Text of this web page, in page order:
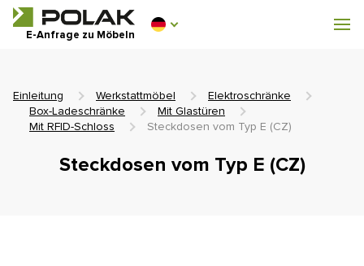
E-Anfrage zu Möbeln
Werkstattmöbel
0 €
Einleitung Werkstattmöbel
Elektroschränke
Box-Ladeschränke
Mit Glastüren
Mit RFID-Schloss
Steckdosen vom Typ E (CZ)
Steckdosen vom Typ E (CZ)